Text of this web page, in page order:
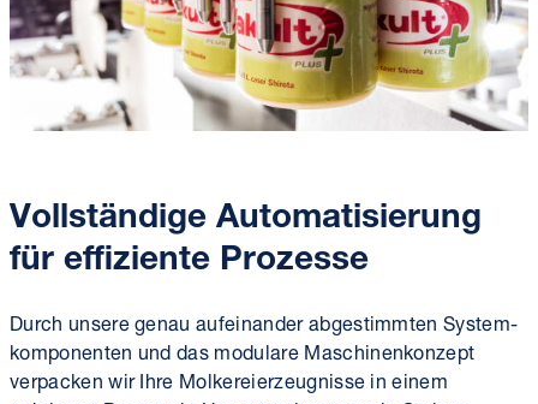
Vollständige Automatisierung
für effiziente Prozesse
Durch unsere genau auf­ein­ander abgestimmten System­
komponenten und das modulare Maschinen­konzept
verpacken wir Ihre Molkerei­erzeugnisse in einem